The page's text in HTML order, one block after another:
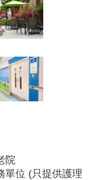
院
單位 (只提供護理